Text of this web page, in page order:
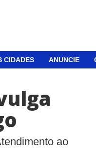
CIDADES ANUNCIE
ao